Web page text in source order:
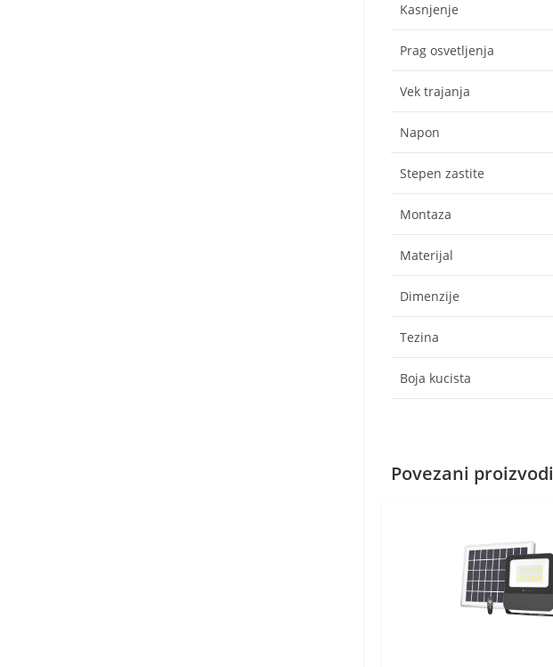
Kasnjenje
Prag osvetljenja
Vek trajanja
Napon
Stepen zastite
Montaza
Materijal
Dimenzije
Tezina
Boja kucista
Povezani proizvodi